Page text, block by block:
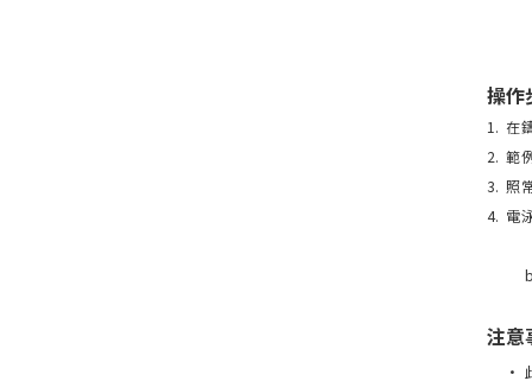
操作
1. 在
2. 範
3. 照
4. 電
b.
注意
•